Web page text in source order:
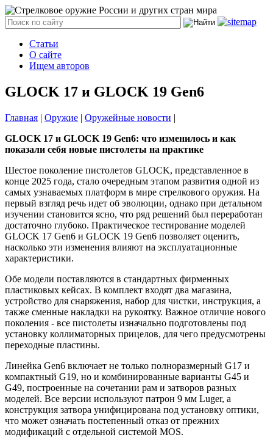
Статьи
О сайте
Ищем авторов
GLOCK 17 и GLOCK 19 Gen6
Главная | Оружие | Оружейные новости |
GLOCK 17 и GLOCK 19 Gen6: что изменилось и как
показали себя новые пистолеты на практике
Шестое поколение пистолетов GLOCK, представленное в
конце 2025 года, стало очередным этапом развития одной из
самых узнаваемых платформ в мире стрелкового оружия. На
первый взгляд речь идет об эволюции, однако при детальном
изучении становится ясно, что ряд решений был переработан
достаточно глубоко. Практическое тестирование моделей
GLOCK 17 Gen6 и GLOCK 19 Gen6 позволяет оценить,
насколько эти изменения влияют на эксплуатационные
характеристики.
Обе модели поставляются в стандартных фирменных
пластиковых кейсах. В комплект входят два магазина,
устройство для снаряжения, набор для чистки, инструкция, а
также сменные накладки на рукоятку. Важное отличие нового
поколения - все пистолеты изначально подготовлены под
установку коллиматорных прицелов, для чего предусмотрены
переходные пластины.
Линейка Gen6 включает не только полноразмерный G17 и
компактный G19, но и комбинированные варианты G45 и
G49, построенные на сочетании рам и затворов разных
моделей. Все версии используют патрон 9 мм Luger, а
конструкция затвора унифицирована под установку оптики,
что может означать постепенный отказ от прежних
модификаций с отдельной системой MOS.